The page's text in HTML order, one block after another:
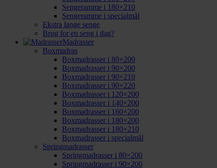
Sengeramme i 180×210
Sengeramme i specialmål
Ekstra lange senge
Brug for en seng i dag?
Madrasser
Boxmadras
Boxmadrasser i 80×200
Boxmadrasser i 90×200
Boxmadrasser i 90×210
Boxmadrasser i 90×220
Boxmadrasser i 120×200
Boxmadrasser i 140×200
Boxmadrasser i 160×200
Boxmadrasser i 180×200
Boxmadrasser i 180×210
Boxmadrasser i specialmål
Springmadrasser
Springmadrasser i 80×200
Springmadrasser i 90×200